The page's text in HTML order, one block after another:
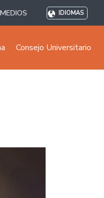
IDIOMAS
Consejo Universitario